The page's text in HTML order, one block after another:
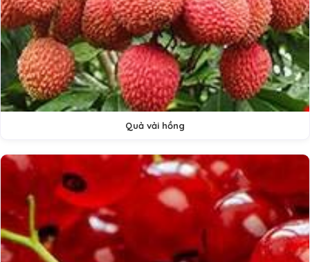
Quả vải hồng